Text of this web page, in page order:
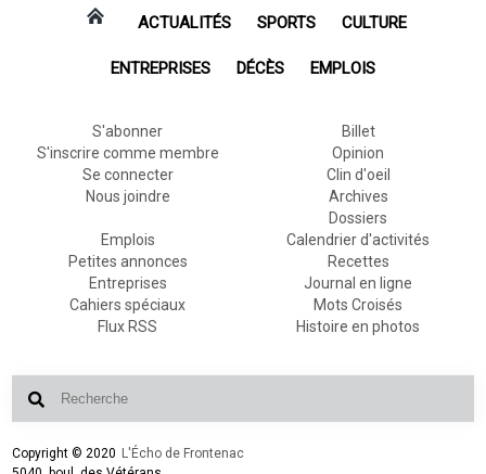
ACTUALITÉS SPORTS CULTURE
ENTREPRISES DÉCÈS EMPLOIS
S'abonner
S'inscrire comme membre
Se connecter
Nous joindre
Billet
Opinion
Clin d'oeil
Archives
Dossiers
Emplois
Petites annonces
Entreprises
Cahiers spéciaux
Flux RSS
Calendrier d'activités
Recettes
Journal en ligne
Mots Croisés
Histoire en photos
Copyright © 2020 L'Écho de Frontenac